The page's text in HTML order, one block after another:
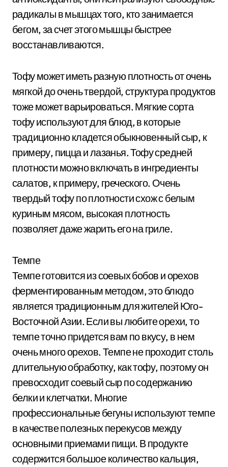
радикалы в мышцах того, кто занимается
бегом, за счет этого мышцы быстрее
восстанавливаются.
Тофу может иметь разную плотность от очень
мягкой до очень твердой, структура продуктов
тоже может варьироваться. Мягкие сорта
тофу используют для блюд, в которые
традиционно кладется обыкновенный сыр, к
примеру, пицца и лазанья. Тофу средней
плотности можно включать в ингредиенты
салатов, к примеру, греческого. Очень
твердый тофу по плотности схож с белым
куриным мясом, высокая плотность
позволяет даже жарить его на гриле.
Темпе
Темпе готовится из соевых бобов и орехов
ферментированным методом, это блюдо
является традиционным для жителей Юго-
Восточной Азии. Если вы любите орехи, то
темпе точно придется вам по вкусу, в нем
очень много орехов. Темпе не проходит столь
длительную обработку, как тофу, поэтому он
превосходит соевый сыр по содержанию
белки и клетчатки. Многие
профессиональные бегуны используют темпе
в качестве полезных перекусов между
основными приемами пищи. В продукте
содержится большое количество кальция,